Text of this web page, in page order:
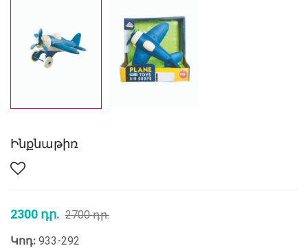
Ինքնաթիռ
2300 դր. 2700 դր.
Կոդ: 933-292